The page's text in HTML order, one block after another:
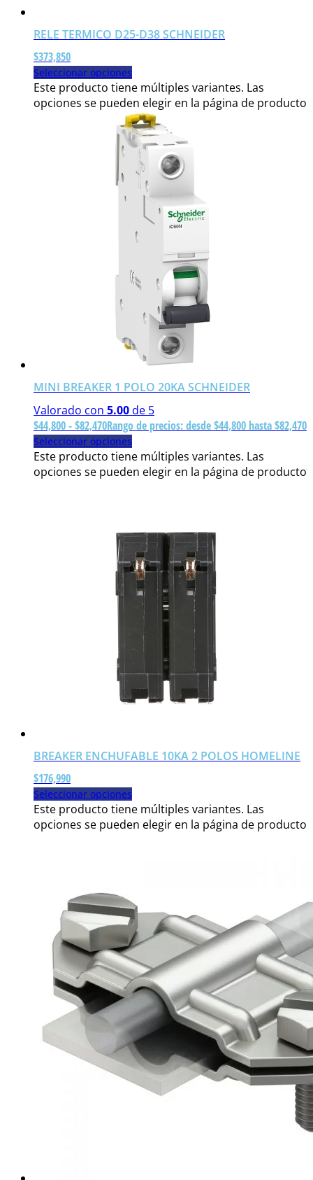
RELE TERMICO D25-D38 SCHNEIDER
$373,850
Seleccionar opciones
Este producto tiene múltiples variantes. Las
opciones se pueden elegir en la página de producto
MINI BREAKER 1 POLO 20KA SCHNEIDER
Valorado con 5.00de 5
$44,800-$82,470Rango de precios: desde $44,800 hasta $82,470
Seleccionar opciones
Este producto tiene múltiples variantes. Las
opciones se pueden elegir en la página de producto
BREAKER ENCHUFABLE 10KA 2 POLOS HOMELINE
$176,990
Seleccionar opciones
Este producto tiene múltiples variantes. Las
opciones se pueden elegir en la página de producto